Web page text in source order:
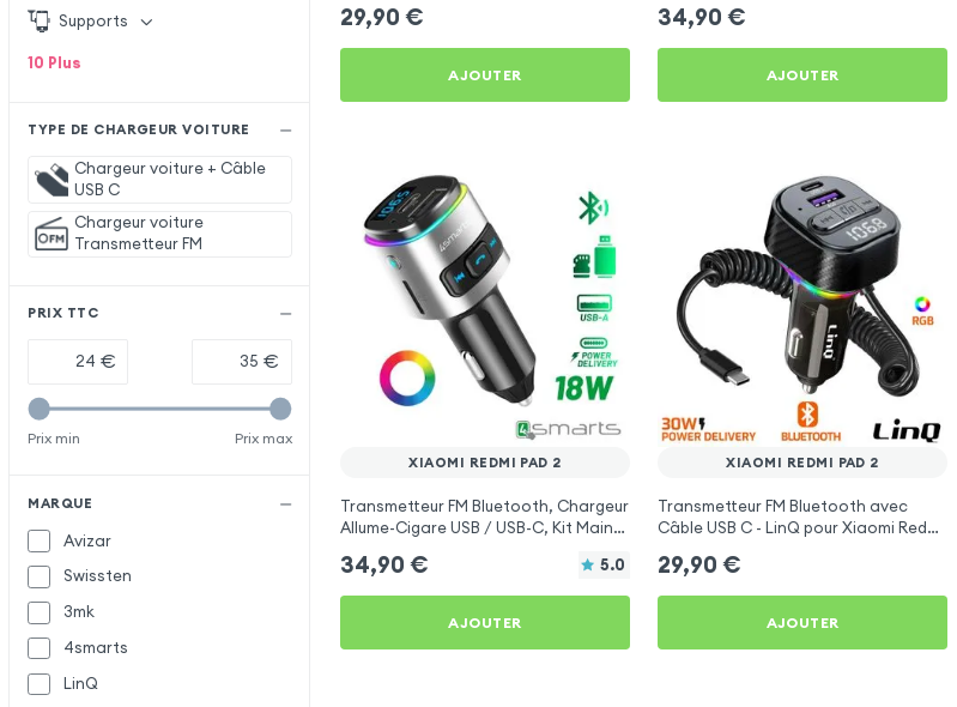
Supports
10 Plus
TYPE DE CHARGEUR VOITURE
Chargeur voiture + Câble
USB C
Chargeur voiture
Transmetteur FM
PRIX TTC
€ €
Prix min Prix max
MARQUE
Avizar
Swissten
3mk
4smarts
LinQ
29,90 €
AJOUTER
34,90 €
AJOUTER
XIAOMI REDMI PAD 2
Transmetteur FM Bluetooth, Chargeur
Allume-Cigare USB / USB-C, Kit Main
34,90 € 5.0
AJOUTER
XIAOMI REDMI PAD 2
Transmetteur FM Bluetooth avec
Câble USB C - LinQ pour Xiaomi Redmi
29,90 €
AJOUTER